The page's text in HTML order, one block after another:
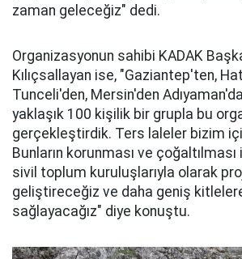
zaman geleceğiz" dedi.
Organizasyonun sahibi KADAK
Kılıçsallayan ise, "Gaziantep'ten,
Tunceli'den, Mersin'den
yaklaşık 100 kişilik bir grupla bu
gerçekleştirdik. Ters laleler bizim
Bunların korunması ve çoğaltılması
sivil toplum kuruluşlarıyla olarak
geliştireceğiz ve daha geniş kitlelere
sağlayacağız" diye konuştu.